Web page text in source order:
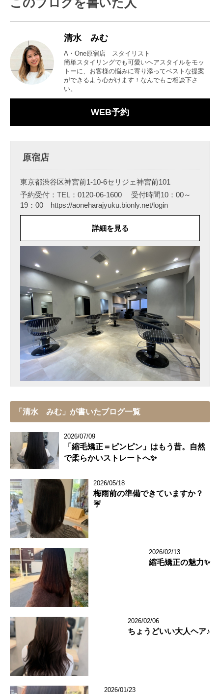
清水 みむ
A・One原宿店 スタイリスト
簡単スタイリングでも可愛いヘアスタイルをモッ
トーに、お客様の悩みに寄り添ってベストな提案
ができるよう心がけます！なんでもご相談下さ
い。
WEB予約
原宿店
東京都渋谷区神宮前1-10-6セリジェ神宮前101
予約受付：TEL：0120-06-1600 受付時間10：00～
19：00 https://aoneharajyuku.bionly.net/login
詳細を見る
「清水 みむ」が書いたブログ一覧
2026/07/09
「縮毛矯正＝ピンピン」はもう昔。自然
で柔らかいストレートへ✨
2026/05/18
梅雨前の準備できていますか？
☔️
2026/02/13
縮毛矯正の魅力✨
2026/02/06
ちょうどいい大人ヘア♪
2026/01/23